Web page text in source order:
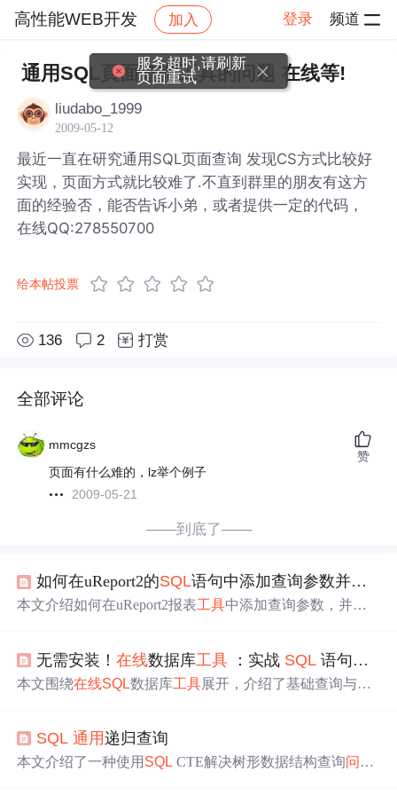
高性能WEB开发 加入 登录 频道
社区 高性能WEB开发 帖子详情
通用SQL頁面查詢工具的问题 在线等!
liudabo_1999
2009-05-12
最近一直在研究通用SQL页面查询 发现CS方式比较好
实现，页面方式就比较难了.不直到群里的朋友有这方
面的经验否，能否告诉小弟，或者提供一定的代码，
在线QQ:278550700
给本帖投票
136 2 打赏
全部评论
mmcgzs
页面有什么难的，lz举个例子
2009-05-21
赞
——到底了——
如何在uReport2的SQL语句中添加查询参数并且访问报表页面
本文介绍如何在uReport2报表工具中添加查询参数，并通
报表页面。
无需安装！在线数据库工具 ：实战 SQL 语句经典案例
本文围绕在线SQL数据库工具展开，介绍了基础查询与过
零安装、界面友好、功能丰富、安全可靠等优势，并给出
练习建议。
SQL 通用递归查询
本文介绍了一种使用 SQL CTE解决树形数据结构查询问题
服务超时,请刷新
页面重试